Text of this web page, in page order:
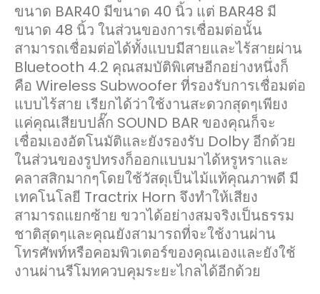
ขนาด BAR40 มีขนาด 40 นิ้ว แต่ BAR48 มี
ขนาด 48 นิ้ว ในส่วนของการเชื่อมต่อนั้น
สามารถเชื่อมต่อได้ทั้งแบบมีสายและไร้สายผ่าน
Bluetooth 4.2 คุณสมบัติพิเศษอีกอย่างหนึ่งก็
คือ Wireless Subwoofer ที่รองรับการเชื่อมต่อ
แบบไร้สาย เรียกได้ว่าใช้งานสะดวกสุดๆเพียง
แค่คุณเสียบปลั๊ก SOUND BAR ของคุณก็จะ
เชื่อมเองอัตโนมัติและยังรองรับ Dolby อีกด้วย
ในส่วนของรูปทรงก็ออกแบบมาได้หรูหราและ
คลาสสิกมากๆโดยใช้วัสดุเป็นไม้แท้คุณภาพดี มี
เทคโนโลยี Tractrix Horn จึงทำให้เสียง
สามารถแยกซ้าย ขวาได้อย่างสมจริงเป็นธรรม
ชาติสุดๆและคุณยังสามารถที่จะใช้งานผ่าน
โทรศัพท์หรือคอมพิวเตอร์ของคุณเองและยังใช้
งานผ่านรีโมทควบคุมระยะไกลได้อีกด้วย